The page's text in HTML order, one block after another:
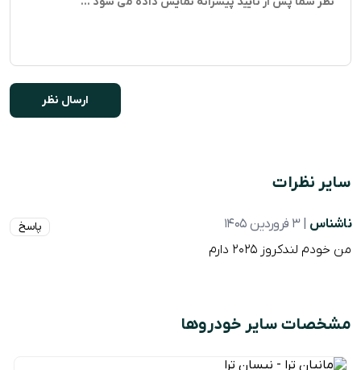
سایر نظرات
ناشناس | 3 فروردین 1405
من خودم لندکروز ۲۰۲۵ دارم
پاسخ
مشخصات سایر خودروها